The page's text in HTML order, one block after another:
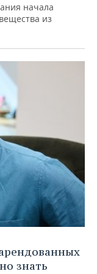
начала
из
знать